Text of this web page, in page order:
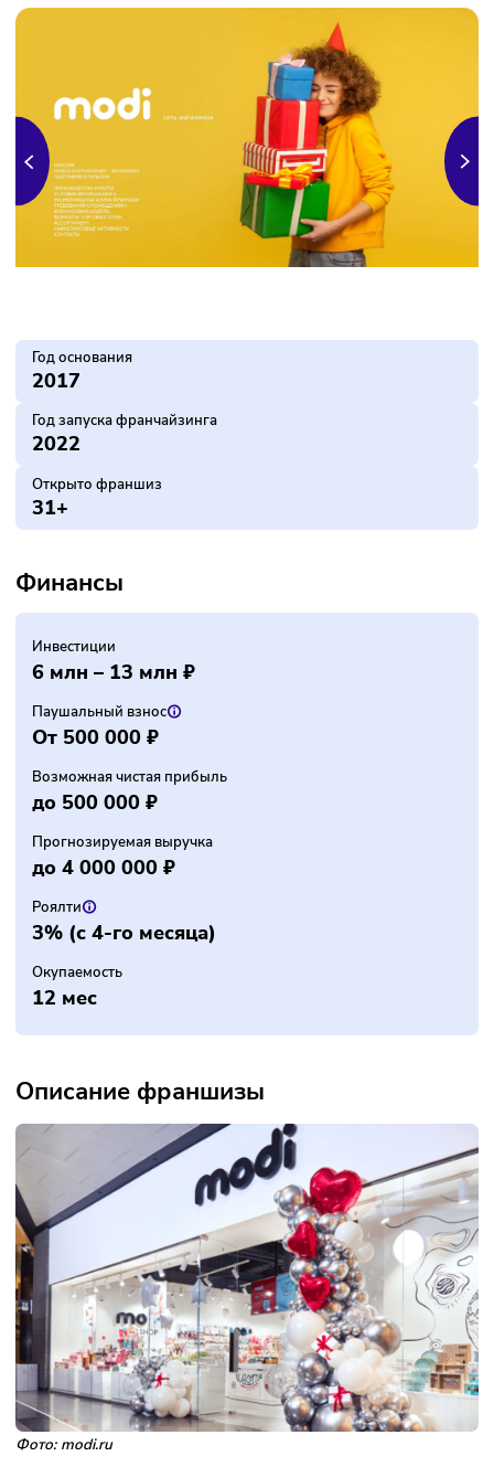
Год основания
2017
2022
31+
Финансы
Инвестиции
6 млн – 13 млн ₽
Паушальный взнос
От 500 000 ₽
до 500 000 ₽
Роялти
3% (с 4-го месяца)
Окупаемость
12 мес
Описание франшизы
Навигация по странице